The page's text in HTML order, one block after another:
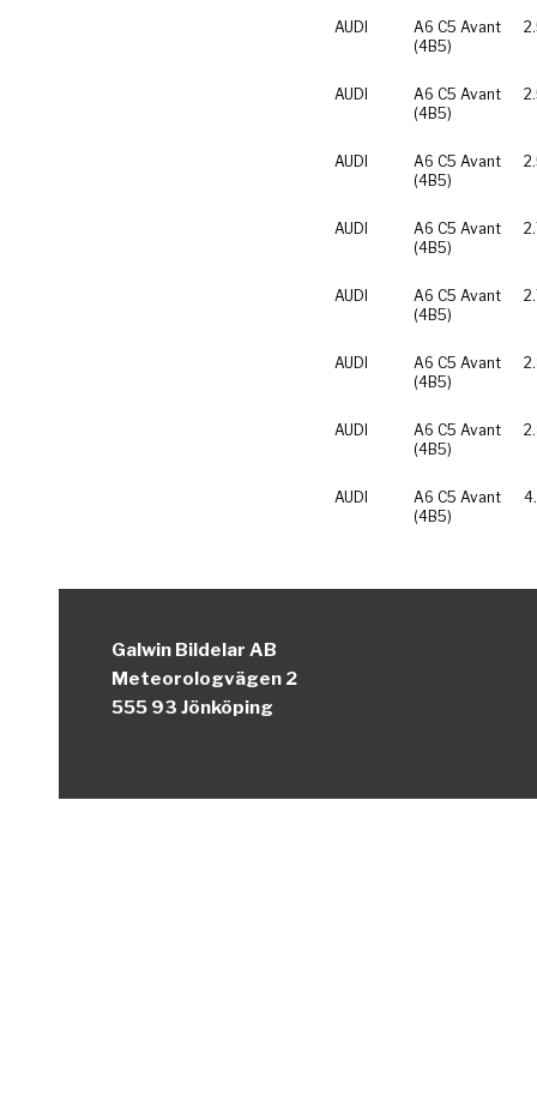
AUDI
A6 C5 Avant
(4B5)
AUDI
A6 C5 Avant
(4B5)
AUDI
A6 C5 Avant
(4B5)
AUDI
A6 C5 Avant
(4B5)
AUDI
A6 C5 Avant
(4B5)
AUDI
A6 C5 Avant
(4B5)
AUDI
A6 C5 Avant
(4B5)
AUDI
A6 C5 Avant
(4B5)
Galwin Bildelar AB
Meteorologvägen 2
555 93 Jönköping